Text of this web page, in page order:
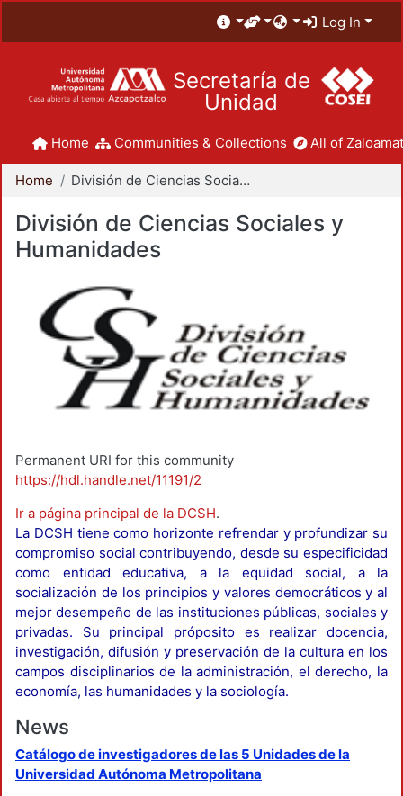
Log In
Secretaría de
Unidad
Home Communities & Collections All of
Home División de Ciencias Sociales y Humanidades
División de Ciencias Sociales y
Humanidades
Permanent URI for this community
https://hdl.handle.net/11191/2
Ir a página principal de la DCSH.
La DCSH tiene como horizonte refrendar y profundizar su
compromiso social contribuyendo, desde su especificidad
como entidad educativa, a la equidad social, a la
socialización de los principios y valores democráticos y al
mejor desempeño de las instituciones públicas, sociales y
privadas. Su principal próposito es realizar docencia,
investigación, difusión y preservación de la cultura en los
campos disciplinarios de la administración, el derecho, la
economía, las humanidades y la sociología.
News
Catálogo de investigadores de las 5 Unidades de la
Universidad Autónoma Metropolitana